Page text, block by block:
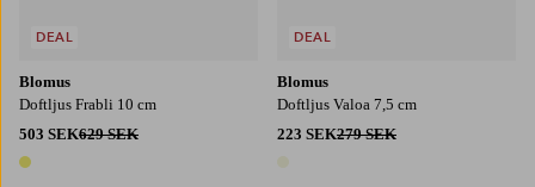
Blomus
Doftljus Frabli 10 cm
503 SEK629 SEK
1 färg
DEAL
Blomus
Doftljus Valoa 7,5 cm
223 SEK279 SEK
DEAL